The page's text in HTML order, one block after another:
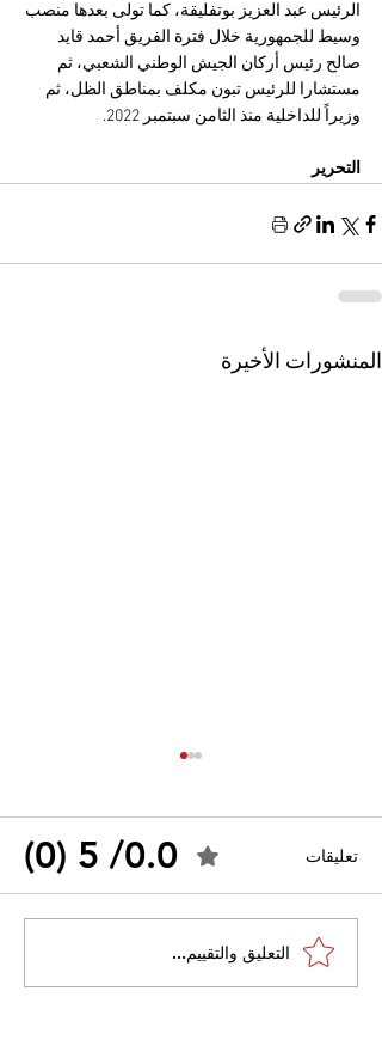
الرئيس عبد العزيز بوتفليقة، كما تولى بعدها منصب
وسيط للجمهورية خلال فترة الفريق أحمد قايد
صالح رئيس أركان الجيش الوطني الشعبي، ثم
مستشارا للرئيس تبون مكلف بمناطق الظل، ثم
وزيراً للداخلية منذ الثامن سبتمبر 2022.
التحرير
المنشورات الأخيرة
القضاء الإداري يقضي بحل
نقابة "كنابست"
تعليقات 0.0/ 5 (0)
التعليق والتقييم...